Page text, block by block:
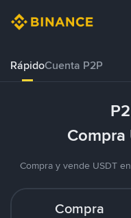
RápidoCuenta P2P
Compra
Compra y vende USDT
Compra